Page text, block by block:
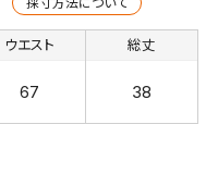
ウエスト
67
総丈
38